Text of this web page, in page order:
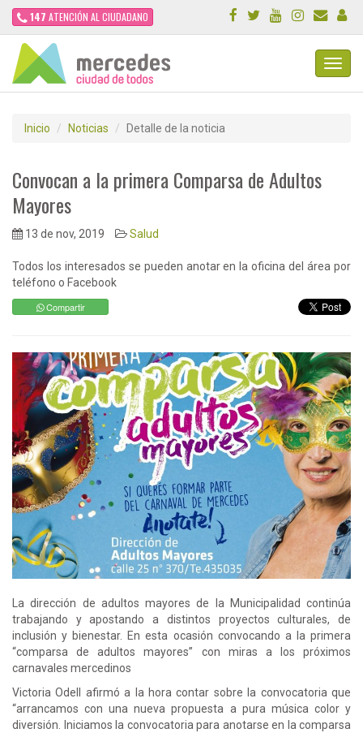
147 ATENCIÓN AL CIUDADANO
Inicio Noticias Detalle de la noticia
Convocan a la primera Comparsa de Adultos
Mayores
13 de nov, 2019 Salud
Todos los interesados se pueden anotar en la oficina del área por
teléfono o Facebook
Compartir
La dirección de adultos mayores de la Municipalidad continúa
trabajando y apostando a distintos proyectos culturales, de
inclusión y bienestar. En esta ocasión convocando a la primera
“comparsa de adultos mayores” con miras a los próximos
carnavales mercedinos
Victoria Odell afirmó a la hora contar sobre la convocatoria que
“arrancamos con una nueva propuesta a pura música color y
diversión. Iniciamos la convocatoria para anotarse en la comparsa